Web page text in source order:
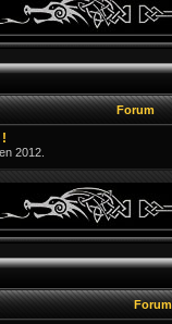
Forum
2012.